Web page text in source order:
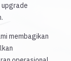
membagikan